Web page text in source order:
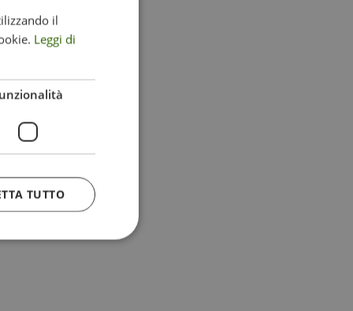
ENGLISH
il
Leggi di
TUTTO